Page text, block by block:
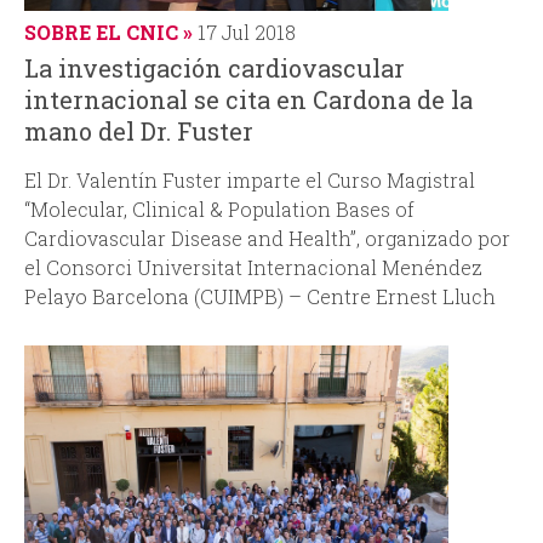
SOBRE EL CNIC 17 Jul 2018
La investigación cardiovascular
internacional se cita en Cardona de la
mano del Dr. Fuster
El Dr. Valentín Fuster imparte el Curso Magistral
“Molecular, Clinical & Population Bases of
Cardiovascular Disease and Health”, organizado por
el Consorci Universitat Internacional Menéndez
Pelayo Barcelona (CUIMPB) – Centre Ernest Lluch